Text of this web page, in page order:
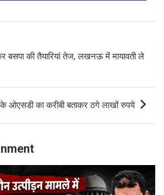
बसपा की तैयारियां तेज, लखनऊ में मायावती ले
ओएसडी का करीबी बताकर ठगे लाखों रुपये